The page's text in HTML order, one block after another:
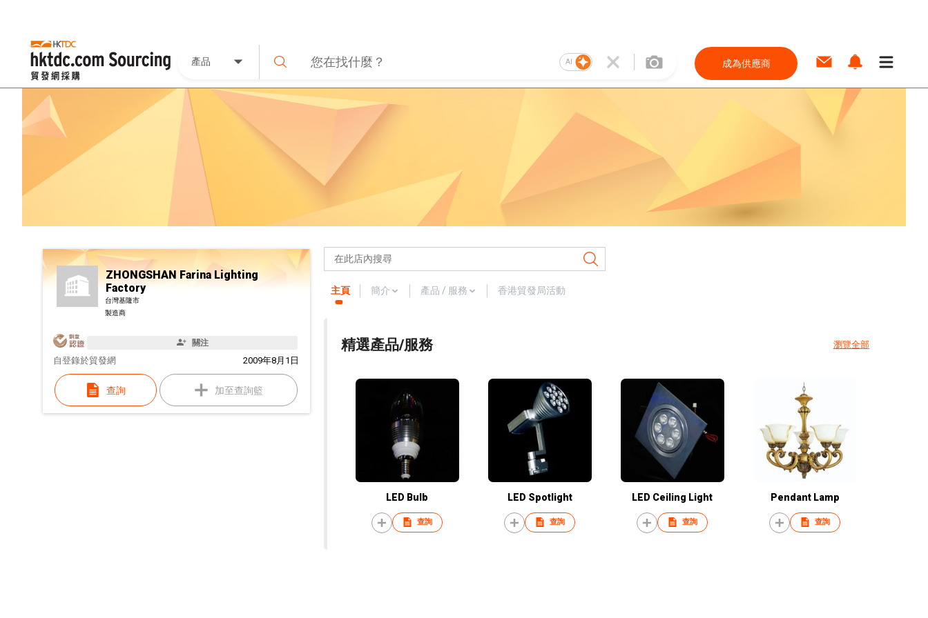
產品 AI 成為供應商
ZHONGSHAN Farina Lighting
Factory
台灣基隆市
製造商
關注
自 2009年8月1日
登錄於貿發網
查詢 加至查詢籃
主頁 簡介 產品 / 服務 香港貿發局活動
精選產品/服務 瀏覽全部
LED Bulb
查詢
LED Spotlight
查詢
LED Ceiling Light
查詢
Pendant Lamp
查詢